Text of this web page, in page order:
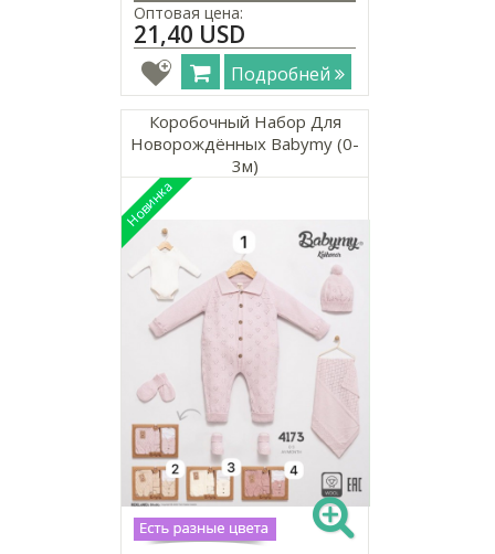
Оптовая цена:
21,40 USD
Подробней
Коробочный Набор Для
Новорождённых Babymy (0-
3м)